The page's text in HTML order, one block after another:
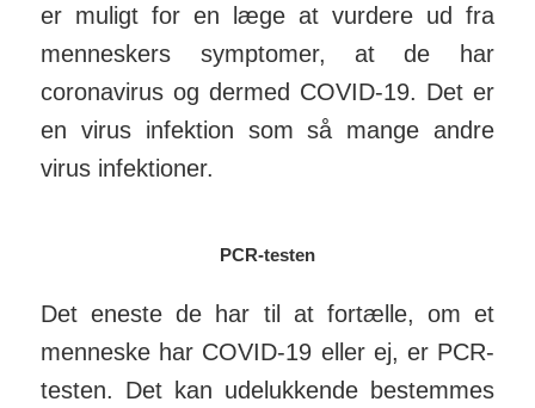
er muligt for en læge at vurdere ud fra
men­neskers symp­tomer, at de har
corona­virus og dermed COVID-19. Det er
en virus in­fek­tion som så mange andre
virus in­fek­tioner.
PCR-testen
Det eneste de har til at for­tælle, om et
men­neske har COVID-19 eller ej, er PCR-
testen. Det kan ude­luk­kende be­stemmes